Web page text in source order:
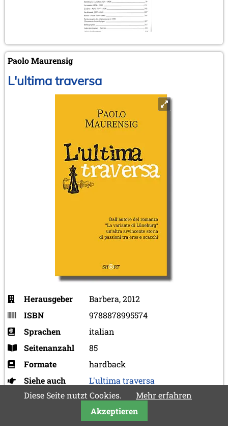
Paolo Maurensig
L'ultima traversa
Herausgeber
Barbera, 2012
ISBN
9788878995574
Sprachen
italian
Seitenanzahl
85
Formate
hardback
Siehe auch
L'ultima traversa
Herbert Bastian, Frank Hoffmeister, Jean-Olivier
Diese Seite nutzt Cookies.
Mehr erfahren
Akzeptieren